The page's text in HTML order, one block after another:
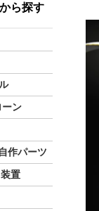
ら探す
ン
作パーツ
置